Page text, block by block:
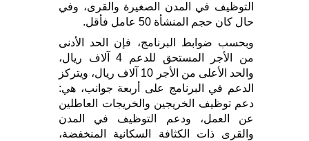
التوظيف في المدن الصغيرة والقرى، وفي
حال كان حجم المنشأة 50 عامل فأقل.
وبحسب ضوابط البرنامج، فإن الحد الأدنى
من الأجر المستحق للدعم 4 آلاف ريال،
والحد الأعلى من الأجر 10 آلاف ريال، ويتركز
الدعم في البرنامج على أربعة جوانب، هي:
دعم توظيف الخريجين والخريجات العاطلين
عن العمل، ودعم التوظيف في المدن
والقرى ذات الكثافة السكانية المنخفضة،